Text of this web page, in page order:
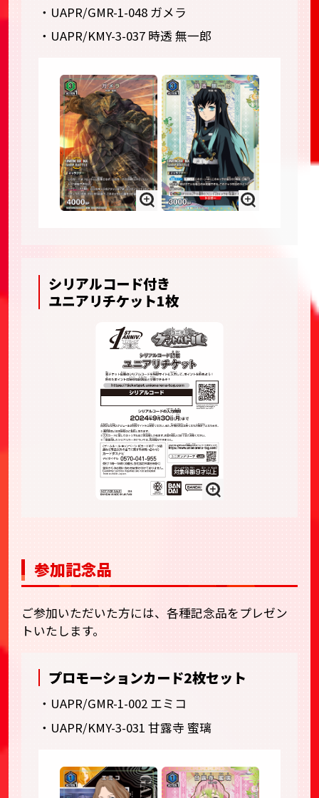
・UAPR/GMR-1-048 ガメラ
・UAPR/KMY-3-037 時透 無一郎
シリアルコード付き
ユニアリチケット1枚
参加記念品
ご参加いただいた方には、各種記念品をプレゼン
トいたします。
プロモーションカード2枚セット
・UAPR/GMR-1-002 エミコ
・UAPR/KMY-3-031 甘露寺 蜜璃